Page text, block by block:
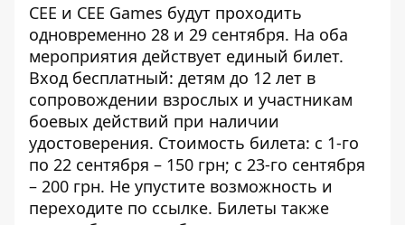
СЕЕ и CEE Games будут проходить
одновременно 28 и 29 сентября. На оба
мероприятия действует единый билет.
Вход бесплатный: детям до 12 лет в
сопровождении взрослых и участникам
боевых действий при наличии
удостоверения. Стоимость билета: с 1-го
по 22 сентября – 150 грн; с 23-го сентября
– 200 грн. Не упустите возможность и
переходите по ссылке. Билеты также